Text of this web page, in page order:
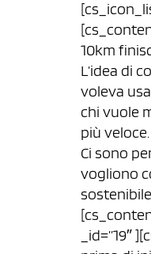
10km
L’idea di
voleva
chi vuole
più veloce.
Ci sono
vogliono